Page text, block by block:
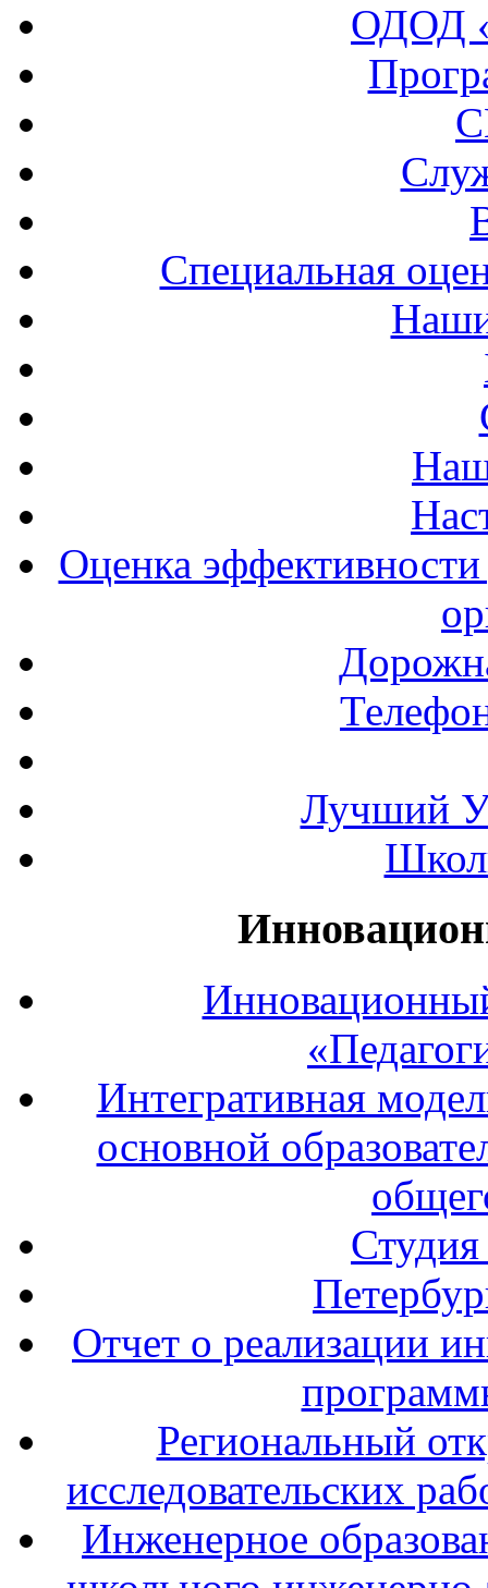
ОДОД
Специальная
Оценка эффективности
Лучший
Интегративная
основной
Отчет о реализации
Региональный
исследовательских
Инженерное